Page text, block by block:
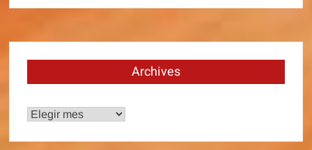
Archives
Archives